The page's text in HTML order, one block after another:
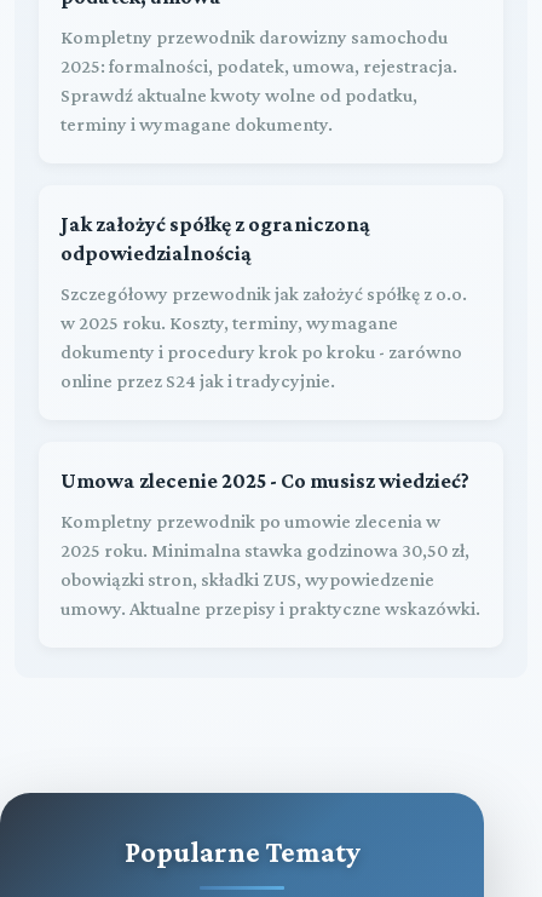
Kompletny przewodnik darowizny samochodu
2025: formalności, podatek, umowa, rejestracja.
Sprawdź aktualne kwoty wolne od podatku,
terminy i wymagane dokumenty.
Jak założyć spółkę z ograniczoną
odpowiedzialnością
Szczegółowy przewodnik jak założyć spółkę z o.o.
w 2025 roku. Koszty, terminy, wymagane
dokumenty i procedury krok po kroku - zarówno
online przez S24 jak i tradycyjnie.
Umowa zlecenie 2025 - Co musisz wiedzieć?
Kompletny przewodnik po umowie zlecenia w
2025 roku. Minimalna stawka godzinowa 30,50 zł,
obowiązki stron, składki ZUS, wypowiedzenie
umowy. Aktualne przepisy i praktyczne wskazówki.
Popularne Tematy